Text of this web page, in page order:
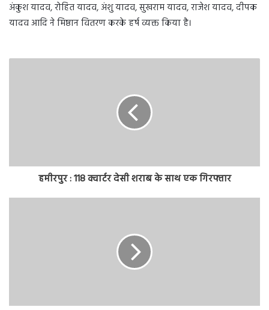
अंकुश यादव, रोहित यादव, अंशु यादव, सुखराम यादव, राजेश यादव, दीपक
यादव आदि ने मिष्ठान वितरण करके हर्ष व्यक्त किया है।
हमीरपुर : 118 क्वार्टर देसी शराब के साथ एक गिरफ्तार